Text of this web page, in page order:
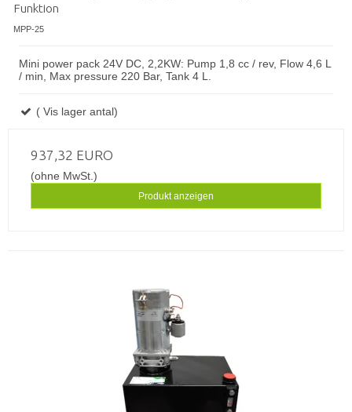
Funktion
MPP-25
Mini power pack 24V DC, 2,2KW: Pump 1,8 cc / rev, Flow 4,6 L
/ min, Max pressure 220 Bar, Tank 4 L.
( Vis lager antal)
937,32 EURO
(ohne MwSt.)
Produkt anzeigen